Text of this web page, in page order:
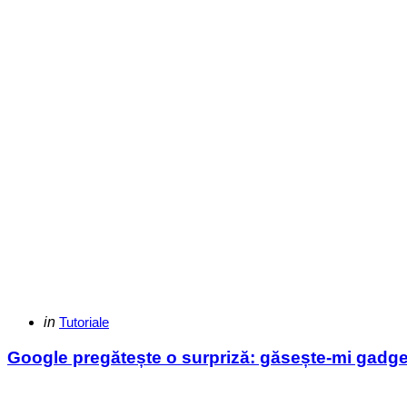
Categories
Posted
in Tutoriale
Google pregătește o surpriză: găsește-mi